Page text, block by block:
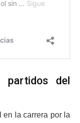
partidos del
en la carrera por la